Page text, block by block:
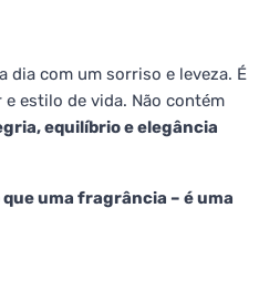
dia com um sorriso e leveza. É
estilo de vida. Não contém
equilíbrio e elegância
que uma fragrância – é uma